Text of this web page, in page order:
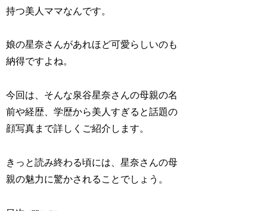
持つ美人ママなんです。
娘の星奈さんがあれほど可愛らしいのも
納得ですよね。
今回は、そんな泉谷星奈さんの母親の名
前や経歴、学歴から美人すぎると話題の
顔写真まで詳しくご紹介します。
きっと読み終わる頃には、星奈さんの母
親の魅力に驚かされることでしょう。